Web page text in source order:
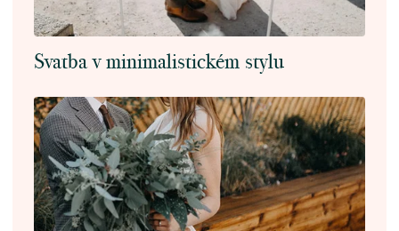
Svatba v minimalistickém stylu